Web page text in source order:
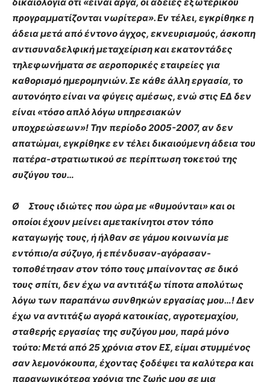
προγραμματίζονται νωρίτερα». Εν τέλει, εγκρίθηκε η
άδεια μετά από έντονο άγχος, εκνευρισμούς, άσκοπη
αντισυναδελφική μεταχείριση και εκατοντάδες
τηλεφωνήματα σε αεροπορικές εταιρείες για
καθορισμό ημερομηνιών. Σε κάθε άλλη εργασία, το
αυτονόητο είναι να φύγεις αμέσως, ενώ στις ΕΔ δεν
είναι «τόσο απλό λόγω υπηρεσιακών
υποχρεώσεων»! Την περίοδο 2005-2007, αν δεν
απατώμαι, εγκρίθηκε εν τέλει δικαιούμενη άδεια του
πατέρα-στρατιωτικού σε περίπτωση τοκετού της
συζύγου του…
Ø Στους ιδιώτες που ώρα με «θυμούνται» και οι
οποίοι έχουν μείνει αμετακίνητοι στον τόπο
καταγωγής τους, ή ήλθαν σε γάμου κοινωνία με
εντόπιο/α σύζυγο, ή επένδυσαν-αγόρασαν-
τοποθέτησαν στον τόπο τους μπαίνοντας σε δικό
τους σπίτι, δεν έχω να αντιτάξω τίποτα απολύτως
λόγω των παραπάνω συνθηκών εργασίας μου…! Δεν
έχω να αντιτάξω αγορά κατοικίας, αγροτεμαχίου,
σταθερής εργασίας της συζύγου μου, παρά μόνο
τούτο: Μετά από 25 χρόνια στον ΕΣ, είμαι στυμμένος
σαν λεμονόκουπα, έχοντας ξοδέψει τα καλύτερα και
παραγωγικότερα χρόνια της ζωής μου σε μια